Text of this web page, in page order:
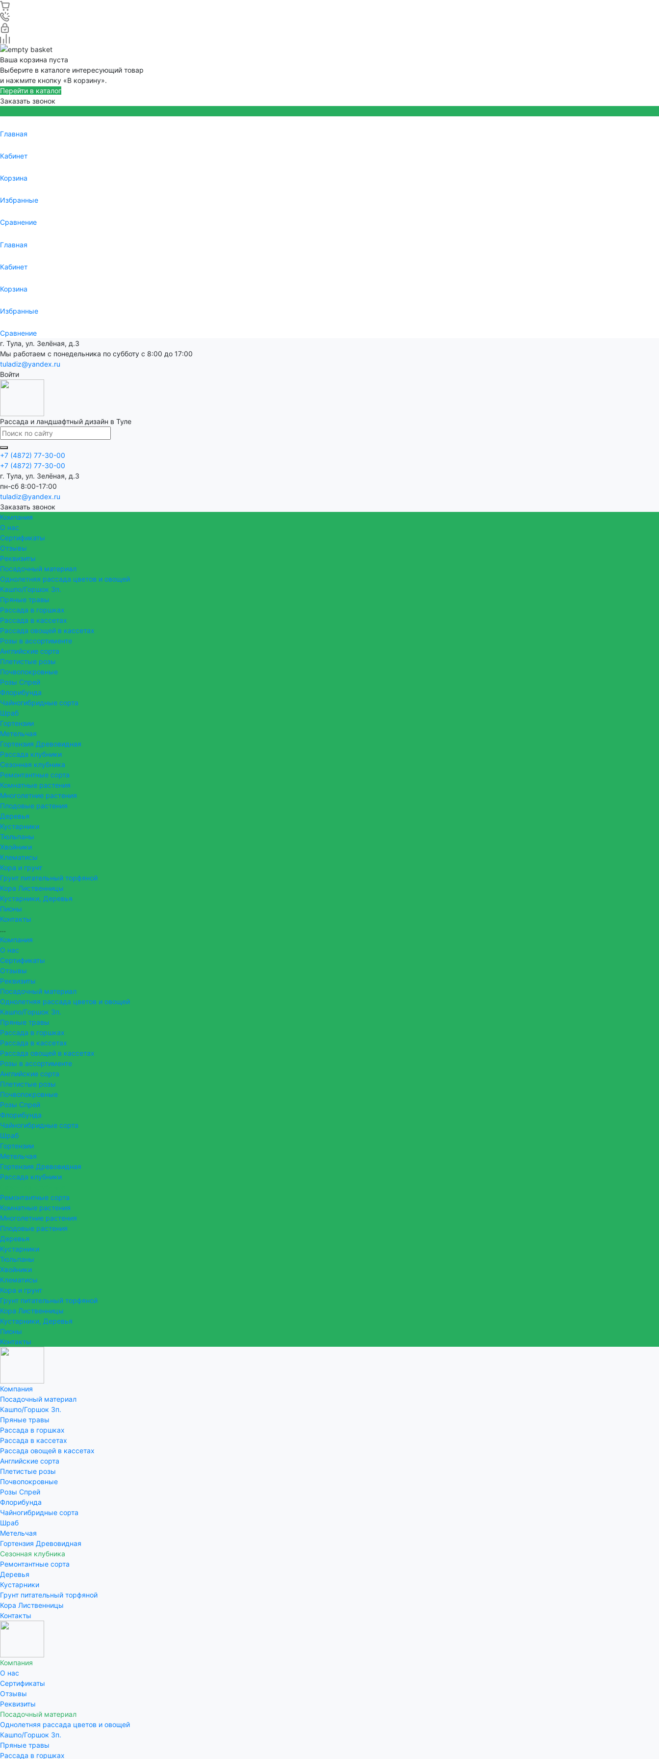
Ваша корзина пуста
Выберите в каталоге интересующий товар
и нажмите кнопку «В корзину».
Перейти в каталог
Заказать звонок
Главная
Кабинет
Корзина
Избранные
Сравнение
Главная
Кабинет
Корзина
Избранные
Сравнение
г. Тула, ул. Зелёная, д.3
Мы работаем с понедельника по субботу с 8:00 до 17:00
tuladiz@yandex.ru
Войти
Рассада и ландшафтный дизайн в Туле
+7 (4872) 77-30-00
+7 (4872) 77-30-00
г. Тула, ул. Зелёная, д.3
пн-сб 8:00-17:00
tuladiz@yandex.ru
Заказать звонок
Компания
О нас
Сертификаты
Отзывы
Реквизиты
Посадочный материал
Однолетняя рассада цветов и овощей
Кашпо/Горшок 3п.
Пряные травы
Рассада в горшках
Рассада в кассетах
Рассада овощей в кассетах
Розы в ассортименте
Английские сорта
Плетистые розы
Почвопокровные
Розы Спрей
Флорибунда
Чайногибридные сорта
Шраб
Гортензии
Метельчая
Гортензия Древовидная
Рассада клубники
Сезонная клубника
Ремонтантные сорта
Комнатные растения
Многолетние растения
Плодовые растения
Деревья
Кустарники
Тюльпаны
Хвойники
Клематисы
Кора и грунт
Грунт питательный торфяной
Кора Лиственницы
Кустарники, Деревья
Пионы
Контакты
...
Компания
О нас
Сертификаты
Отзывы
Реквизиты
Посадочный материал
Однолетняя рассада цветов и овощей
Кашпо/Горшок 3п.
Пряные травы
Рассада в горшках
Рассада в кассетах
Рассада овощей в кассетах
Розы в ассортименте
Английские сорта
Плетистые розы
Почвопокровные
Розы Спрей
Флорибунда
Чайногибридные сорта
Шраб
Гортензии
Метельчая
Гортензия Древовидная
Рассада клубники
Ремонтантные сорта
Комнатные растения
Многолетние растения
Плодовые растения
Деревья
Кустарники
Тюльпаны
Хвойники
Клематисы
Кора и грунт
Грунт питательный торфяной
Кора Лиственницы
Кустарники, Деревья
Пионы
Контакты
Компания
Посадочный материал
Кашпо/Горшок 3п.
Пряные травы
Рассада в горшках
Рассада в кассетах
Рассада овощей в кассетах
Английские сорта
Плетистые розы
Почвопокровные
Розы Спрей
Флорибунда
Чайногибридные сорта
Шраб
Метельчая
Гортензия Древовидная
Сезонная клубника
Ремонтантные сорта
Деревья
Кустарники
Грунт питательный торфяной
Кора Лиственницы
Контакты
Компания
О нас
Сертификаты
Отзывы
Реквизиты
Посадочный материал
Однолетняя рассада цветов и овощей
Кашпо/Горшок 3п.
Пряные травы
Рассада в горшках